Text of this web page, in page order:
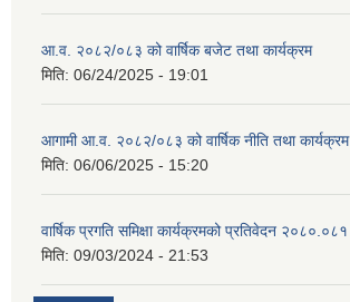
आ.व. २०८२/०८३ को वार्षिक बजेट तथा कार्यक्रम
मिति: 06/24/2025 - 19:01
आगामी आ.व. २०८२/०८३ को वार्षिक नीति तथा कार्यक्रम
मिति: 06/06/2025 - 15:20
वार्षिक प्रगति समिक्षा कार्यक्रमको प्रतिवेदन २०८०.०८१
मिति: 09/03/2024 - 21:53